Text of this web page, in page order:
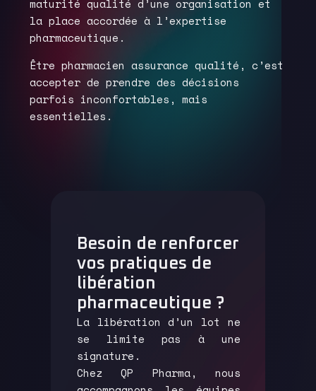
maturité qualité d’une organisation et
la place accordée à l’expertise
pharmaceutique.
Être pharmacien assurance qualité, c’est
accepter de prendre des décisions
parfois inconfortables, mais
essentielles.
Besoin de renforcer
vos pratiques de
libération
pharmaceutique ?
La libération d’un lot ne
se limite pas à une
signature.
Chez QP Pharma, nous